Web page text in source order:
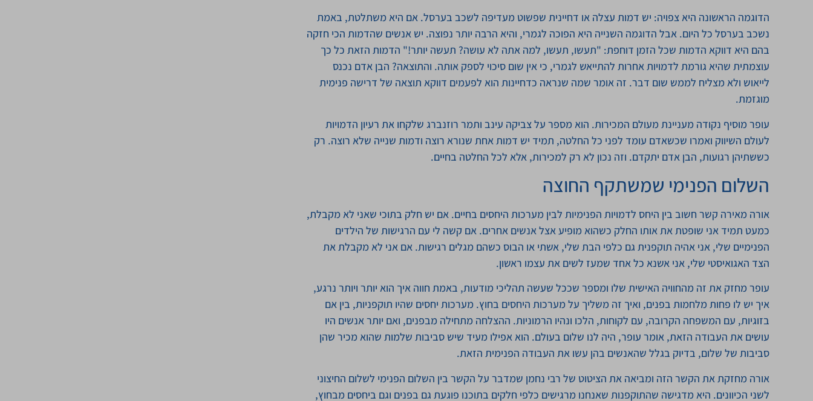
הדוגמה הראשונה היא צפויה: יש דמות עצלה או דחיינית שפשוט מעדיפה לשכב בערסל. אם היא משתלטת, באמת
נשכב בערסל כל היום. אבל הדוגמה השנייה היא הפוכה לגמרי, והיא הרבה יותר נפוצה. יש אנשים שהדמות הכי חזקה
בהם היא דווקא הדמות שכל הזמן דוחפת: "תעשו, תעשו, למה אתה לא עושה? תעשה יותר!" הדמות הזאת כל כך
עוצמתית שהיא גורמת לדמויות אחרות להתייאש לגמרי, כי אין שום סיכוי לספק אותה. והתוצאה? הבן אדם נכנס
לייאוש ולא מצליח לממש שום דבר. זה אומר שמה שנראה כדחיינות הוא לפעמים דווקא תוצאה של דרישה פנימית
מוגזמת.
עופר מוסיף נקודה מעניינת מעולם המכירות. הוא מספר על צביקה עינב ותמר רוזנברג שלקחו את רעיון הדמויות
לעולם השיווק ואמרו שכשאדם עומד לפני כל החלטה, תמיד יש דמות אחת שנורא רוצה ודמות שנייה שלא רוצה. רק
כששתיהן רגועות, הבן אדם יתקדם. וזה נכון לא רק למכירות, אלא לכל החלטה בחיים.
השלום הפנימי שמשתקף החוצה
אורה מאירה קשר חשוב בין היחס לדמויות הפנימיות לבין מערכות היחסים בחיים. אם יש חלק בתוכי שאני לא מקבלת,
כמעט תמיד אני שופטת את אותו החלק כשהוא מופיע אצל אנשים אחרים. אם קשה לי עם הרגישות של הילדים
הפנימיים שלי, אני אהיה תוקפנית גם כלפי הבת שלי, אשתי או הבוס כשהם מגלים רגישות. אם אני לא מקבלת את
הצד האגואיסטי שלי, אני אשנא כל אחד שמעז לשים את עצמו ראשון.
עופר מחזק את זה מהחוויה האישית שלו ומספר שככל שעשה תהליכי מודעות, באמת חווה איך הוא יותר ויותר נרגע,
איך יש לו פחות מלחמות בפנים, ואיך זה משליך על מערכות היחסים בחוץ. מערכות יחסים שהיו תוקפניות, בין אם
בזוגיות, עם המשפחה הקרובה, עם לקוחות, הלכו ונהיו הרמוניות. ההצלחה מתחילה מבפנים, ואם יותר אנשים היו
עושים את העבודה הזאת, אומר עופר, היה לנו שלום בעולם. הוא אפילו מעיד שיש סביבות שלמות שהוא מכיר שהן
סביבות של שלום, בדיוק בגלל שהאנשים בהן עשו את העבודה הפנימית הזאת.
אורה מחזקת את הקשר הזה ומביאה את הציטוט של רבי נחמן שמדבר על הקשר בין השלום הפנימי לשלום החיצוני
לשני הכיוונים. היא מדגישה שהתוקפנות שאנחנו מרגישים כלפי חלקים בתוכנו פוגעת גם בפנים וגם ביחסים מבחוץ,